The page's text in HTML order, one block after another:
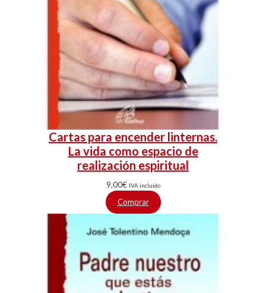
Cartas para encender linternas.
La vida como espacio de
realización espiritual
9,00€ IVA incluido
Comprar